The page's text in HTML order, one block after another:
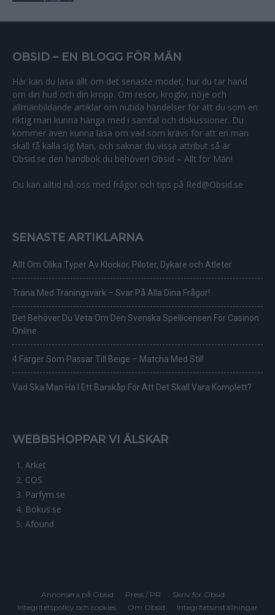
OBSID – EN BLOGG FÖR MÄN
Här kan du läsa allt om det senaste modet, hur du tar hand
om din hud och din kropp. Om resor, krogliv, nöje och
allmänbildande artiklar om nutida händelser för att du som en
riktig man kunna hänga med i samtal och diskussioner. Du
kommer även kunna läsa om vad som krävs för att en man
skall få kalla sig Man, och saknar du vissa attribut så är
Obsid.se den handbok du behöver! Obsid – Allt för Män!
Du kan alltid nå oss med frågor och tips på Red@Obsid.se
SENASTE ARTIKLARNA
Allt Om Olika Typer Av Klockor, Piloter, Dykare och Atleter
Träna Med Träningsvärk – Svar På Alla Dina Frågor!
Det Behöver Du Veta Om Den Svenska Spellicensen För Casinon
Online
4 Färger Som Passar Till Beige – Matcha Med Stil!
Vad Ska Man Ha I Ett Barskåp För Att Det Skall Vara Komplett?
WEBBSHOPPAR VI ÄLSKAR
Arket
COS
Parfym.se
Bokus.se
Afound
Annonsera på Obsid Press / PR
Skriv för Obsid
Integritetspolicy och cookies
Om Obsid Integritetsinställningar